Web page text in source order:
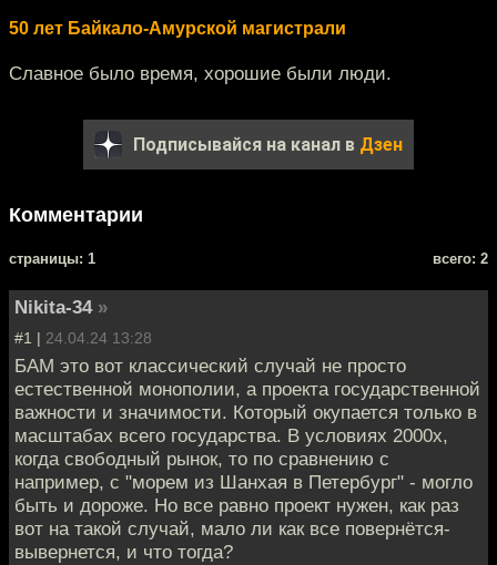
50 лет Байкало-Амурской магистрали
Славное было время, хорошие были люди.
Подписывайся на канал в Дзен
Комментарии
cтраницы: 1 всего: 2
Nikita-34 »
#1 | 24.04.24 13:28
БАМ это вот классический случай не просто
естественной монополии, а проекта государственной
важности и значимости. Который окупается только в
масштабах всего государства. В условиях 2000х,
когда свободный рынок, то по сравнению с
например, с "морем из Шанхая в Петербург" - могло
быть и дороже. Но все равно проект нужен, как раз
вот на такой случай, мало ли как все повернётся-
вывернется, и что тогда?